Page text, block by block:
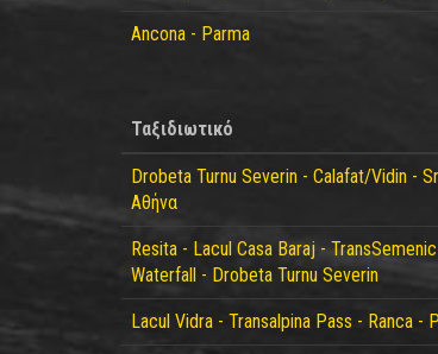
Ancona - Parma
Ταξιδιωτικό
Drobeta Turnu Severin - Calafat/Vidin -
Αθήνα
Resita - Lacul Casa Baraj -
Waterfall - Drobeta Turnu Severin
Lacul Vidra - Transalpina Pass - Ranca